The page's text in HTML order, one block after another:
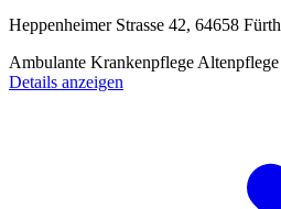
Heppenheimer Strasse 42, 64658 Fürth
Ambulante Krankenpflege Altenpflege
Details anzeigen